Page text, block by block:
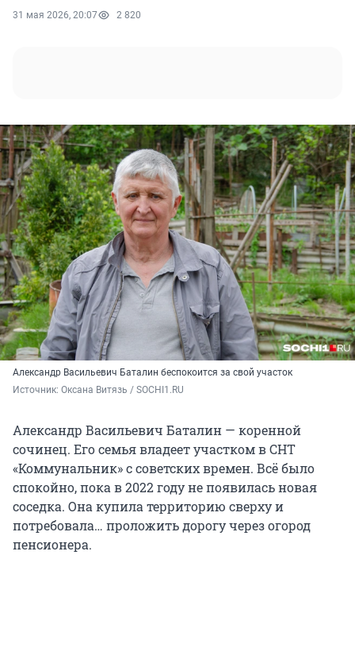
31 мая 2026, 20:07 2 820
Александр Васильевич Баталин беспокоится за свой участок
Источник: Оксана Витязь / SOCHI1.RU
Александр Васильевич Баталин — коренной
сочинец. Его семья владеет участком в СНТ
«Коммунальник» с советских времен. Всё было
спокойно, пока в 2022 году не появилась новая
соседка. Она купила территорию сверху и
потребовала… проложить дорогу через огород
пенсионера.